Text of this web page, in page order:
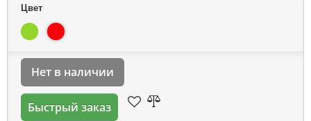
Цвет
Нет в наличии
Быстрый заказ